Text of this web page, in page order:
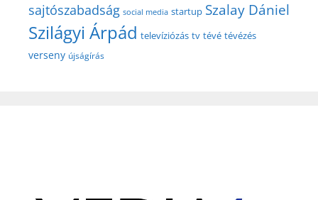
sajtószabadság social media startup Szalay Dániel
Szilágyi Árpád televíziózás tv tévé tévézés
verseny újságírás